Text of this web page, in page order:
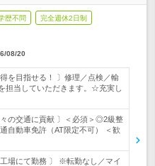
歴不問 完全週休2日制
08/20
を目指せる！ 〕修理／点検／輸
担当していただきます。☆充実し
々の交通に貢献 〕＜必須＞◎2級整
自動車免許（AT限定不可） ＜歓
場にて勤務 〕 ※転勤なし／マイ